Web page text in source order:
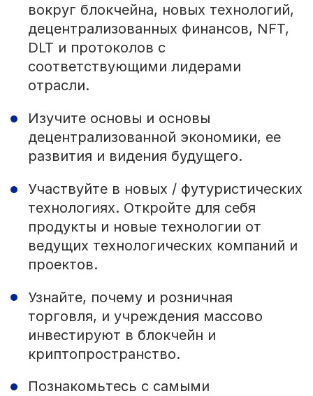
вокруг блокчейна, новых технологий,
децентрализованных финансов, NFT,
DLT и протоколов с
соответствующими лидерами
отрасли.
Изучите основы и основы
децентрализованной экономики, ее
развития и видения будущего.
Участвуйте в новых / футуристических
технологиях. Откройте для себя
продукты и новые технологии от
ведущих технологических компаний и
проектов.
Узнайте, почему и розничная
торговля, и учреждения массово
инвестируют в блокчейн и
криптопространство.
Познакомьтесь с самыми